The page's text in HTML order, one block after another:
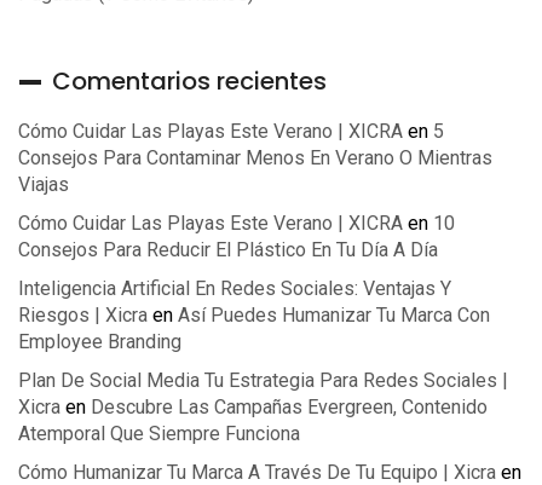
Comentarios recientes
Cómo Cuidar Las Playas Este Verano | XICRA en 5
Consejos Para Contaminar Menos En Verano O Mientras
Viajas
Cómo Cuidar Las Playas Este Verano | XICRA en 10
Consejos Para Reducir El Plástico En Tu Día A Día
Inteligencia Artificial En Redes Sociales: Ventajas Y
Riesgos | Xicra en Así Puedes Humanizar Tu Marca Con
Employee Branding
Plan De Social Media Tu Estrategia Para Redes Sociales |
Xicra en Descubre Las Campañas Evergreen, Contenido
Atemporal Que Siempre Funciona
Cómo Humanizar Tu Marca A Través De Tu Equipo | Xicra en